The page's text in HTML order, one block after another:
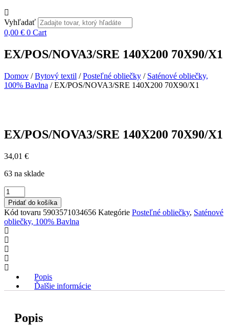
Vyhľadať
0,00 € 0 Cart
EX/POS/NOVA3/SRE 140X200 70X90/X1
Domov /Bytový textil /Posteľné obliečky / Saténové obliečky,
100% Bavlna / EX/POS/NOVA3/SRE 140X200 70X90/X1
EX/POS/NOVA3/SRE 140X200 70X90/X1
34,01 €
63 na sklade
množstvo
EX/POS/NOVA3/SRE
140X200
70X90/X1
Pridať do košíka
Kód tovaru 5903571034656 Kategórie Posteľné obliečky, Saténové
obliečky, 100% Bavlna
Popis
Ďalšie informácie
Popis